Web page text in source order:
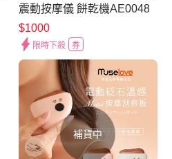
震動按摩儀 餅乾機AE0048
美容儀 刮痧提拉 臉部按摩器
$1000
限時下殺 券
補貨中